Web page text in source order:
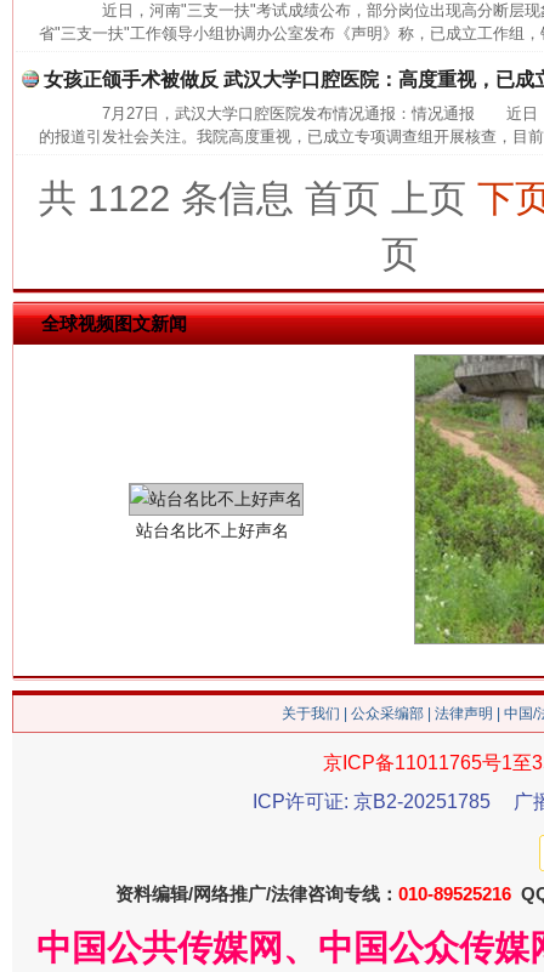
近日，河南"三支一扶"考试成绩公布，部分岗位出现高分断层现
省"三支一扶"工作领导小组协调办公室发布《声明》称，已成立工作组
女孩正颌手术被做反 武汉大学口腔医院：高度重视，已成
7月27日，武汉大学口腔医院发布情况通报：情况通报 近日
的报道引发社会关注。我院高度重视，已成立专项调查组开展核查，目
共 1122 条信息 首页 上页 下
页
全球视频图文新闻
揭批美国五大"原罪" "
解纷+调解+退费，一次搞定
站台名比不上好声名
关于我们 公众采编部 法律声明 | 中国
京ICP备11011765号1至
ICP许可证: 京B2-20251785
广
资料编辑/网络推广/法律咨询专线： 010-89525216
中国公共传媒网、中国公众传